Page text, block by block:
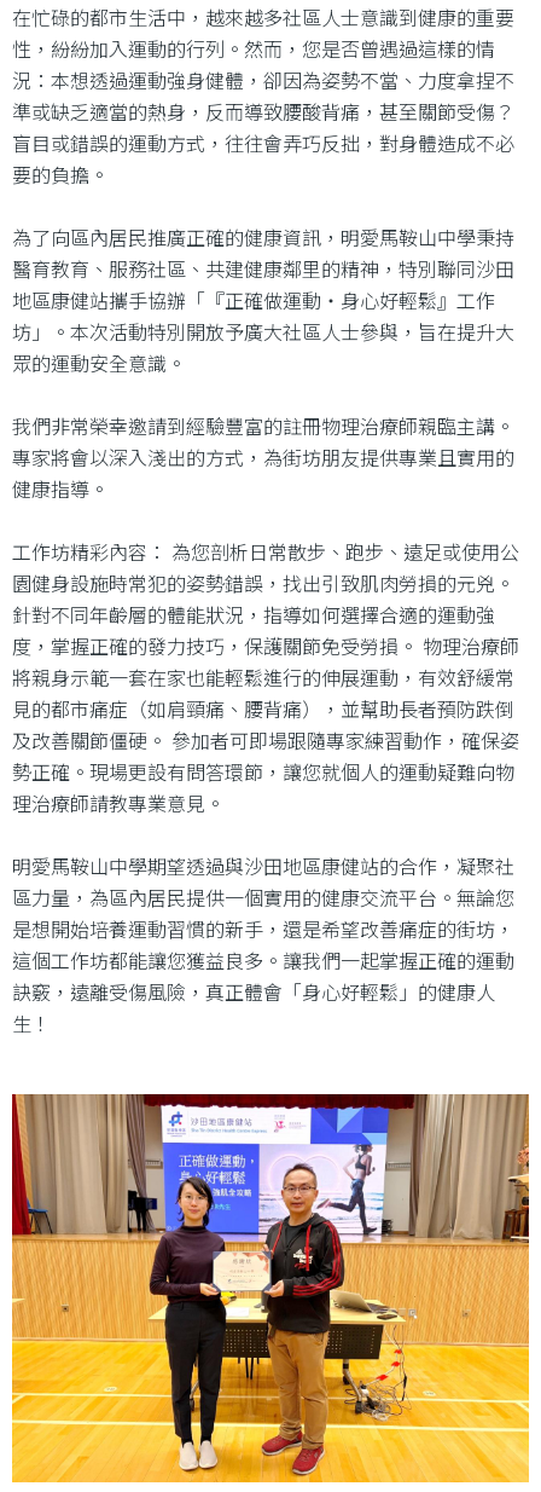
在忙碌的都市生活中，越來越多社區人士意識到健康的重要
性，紛紛加入運動的行列。然而，您是否曾遇過這樣的情
況：本想透過運動強身健體，卻因為姿勢不當、力度拿捏不
準或缺乏適當的熱身，反而導致腰酸背痛，甚至關節受傷？
盲目或錯誤的運動方式，往往會弄巧反拙，對身體造成不必
要的負擔。
為了向區內居民推廣正確的健康資訊，明愛馬鞍山中學秉持
醫育教育、服務社區、共建健康鄰里的精神，特別聯同沙田
地區康健站攜手協辦「『正確做運動‧身心好輕鬆』工作
坊」。本次活動特別開放予廣大社區人士參與，旨在提升大
眾的運動安全意識。
我們非常榮幸邀請到經驗豐富的註冊物理治療師親臨主講。
專家將會以深入淺出的方式，為街坊朋友提供專業且實用的
健康指導。
工作坊精彩內容： 為您剖析日常散步、跑步、遠足或使用公
園健身設施時常犯的姿勢錯誤，找出引致肌肉勞損的元兇。
針對不同年齡層的體能狀況，指導如何選擇合適的運動強
度，掌握正確的發力技巧，保護關節免受勞損。 物理治療師
將親身示範一套在家也能輕鬆進行的伸展運動，有效舒緩常
見的都市痛症（如肩頸痛、腰背痛），並幫助長者預防跌倒
及改善關節僵硬。 參加者可即場跟隨專家練習動作，確保姿
勢正確。現場更設有問答環節，讓您就個人的運動疑難向物
理治療師請教專業意見。
明愛馬鞍山中學期望透過與沙田地區康健站的合作，凝聚社
區力量，為區內居民提供一個實用的健康交流平台。無論您
是想開始培養運動習慣的新手，還是希望改善痛症的街坊，
這個工作坊都能讓您獲益良多。讓我們一起掌握正確的運動
訣竅，遠離受傷風險，真正體會「身心好輕鬆」的健康人
生！